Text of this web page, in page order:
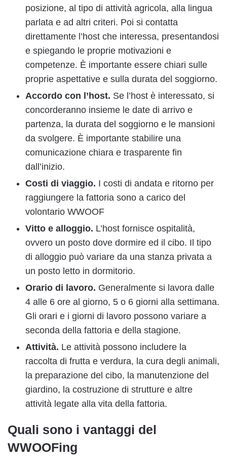
posizione, al tipo di attività agricola, alla lingua
parlata e ad altri criteri. Poi si contatta
direttamente l’host che interessa, presentandosi
e spiegando le proprie motivazioni e
competenze. È importante essere chiari sulle
proprie aspettative e sulla durata del soggiorno.
Accordo con l’host. Se l’host è interessato, si
concorderanno insieme le date di arrivo e
partenza, la durata del soggiorno e le mansioni
da svolgere. È importante stabilire una
comunicazione chiara e trasparente fin
dall’inizio.
Costi di viaggio. I costi di andata e ritorno per
raggiungere la fattoria sono a carico del
volontario WWOOF
Vitto e alloggio. L’host fornisce ospitalità,
ovvero un posto dove dormire ed il cibo. Il tipo
di alloggio può variare da una stanza privata a
un posto letto in dormitorio.
Orario di lavoro. Generalmente si lavora dalle
4 alle 6 ore al giorno, 5 o 6 giorni alla settimana.
Gli orari e i giorni di lavoro possono variare a
seconda della fattoria e della stagione.
Attività. Le attività possono includere la
raccolta di frutta e verdura, la cura degli animali,
la preparazione del cibo, la manutenzione del
giardino, la costruzione di strutture e altre
attività legate alla vita della fattoria.
Quali sono i vantaggi del
WWOOFing